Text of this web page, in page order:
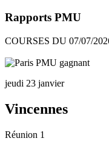
Rapports PMU
COURSES DU 07/07/
jeudi 23 janvier
Vincennes
Réunion 1